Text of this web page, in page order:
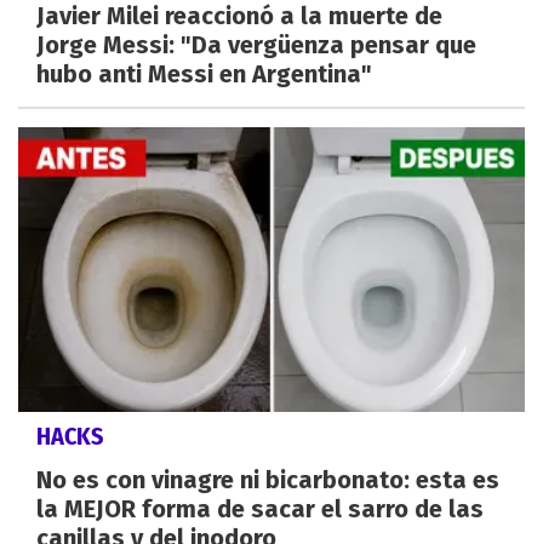
Javier Milei reaccionó a la muerte de
Jorge Messi: "Da vergüenza pensar que
hubo anti Messi en Argentina"
HACKS
No es con vinagre ni bicarbonato: esta es
la MEJOR forma de sacar el sarro de las